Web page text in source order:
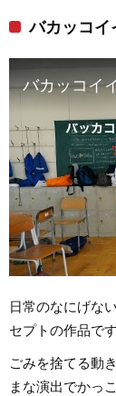
バカッコイ
バカッコイ
日常のなにげな
セプトの作品です
ごみを捨てる動
まな演出でかっ